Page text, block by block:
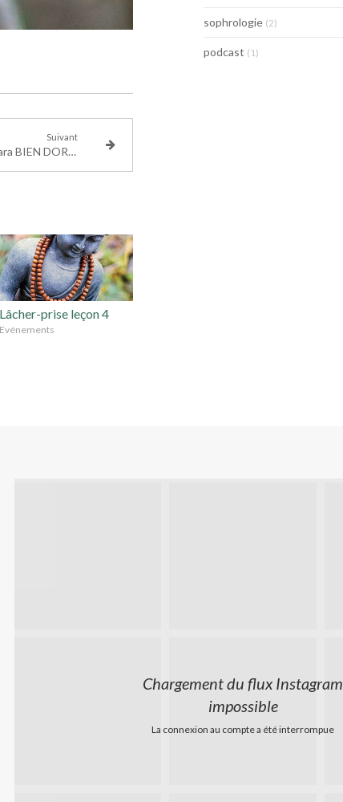
Suivant
#lerendezvousantistressdelara BIEN DORMIR avec Santé Magazine
Lâcher-prise leçon 4
Evénements
sophrologie (2)
podcast (1)
Chargement du flux Instagram
impossible
La connexion au compte a été interrompue